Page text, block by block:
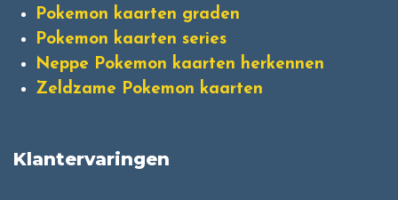
Pokemon kaarten graden
Pokemon kaarten series
Neppe Pokemon kaarten herkennen
Zeldzame Pokemon kaarten
Klantervaringen